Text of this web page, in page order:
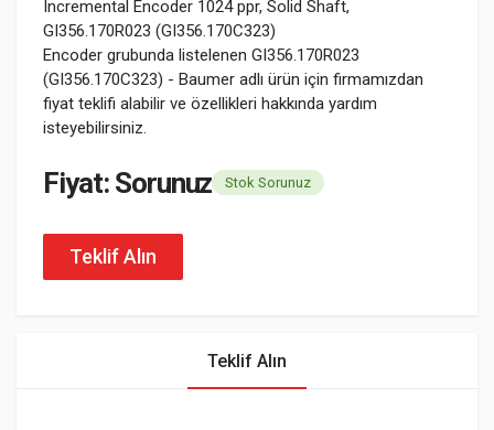
Incremental Encoder 1024 ppr, Solid Shaft,
GI356.170R023 (GI356.170C323)
Encoder grubunda listelenen GI356.170R023
(GI356.170C323) - Baumer adlı ürün için firmamızdan
fiyat teklifi alabilir ve özellikleri hakkında yardım
isteyebilirsiniz.
Fiyat: Sorunuz Stok Sorunuz
Teklif Alın
Teklif Alın